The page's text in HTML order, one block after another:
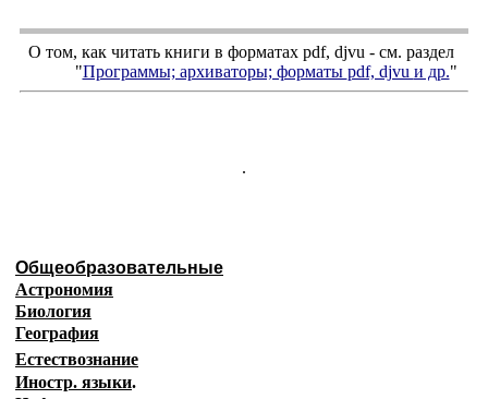
О том, как читать книги в форматах pdf, djvu - см. раздел
"Программы; архиваторы; форматы pdf, djvu и др."
.
Общеобразовательные
Астрономия
Биология
География
Естествознание
Иностр. языки.